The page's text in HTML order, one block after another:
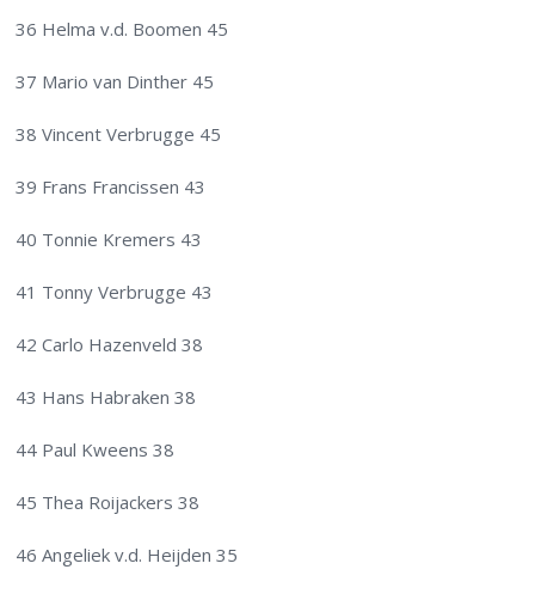
36 Helma v.d. Boomen 45
37 Mario van Dinther 45
38 Vincent Verbrugge 45
39 Frans Francissen 43
40 Tonnie Kremers 43
41 Tonny Verbrugge 43
42 Carlo Hazenveld 38
43 Hans Habraken 38
44 Paul Kweens 38
45 Thea Roijackers 38
46 Angeliek v.d. Heijden 35